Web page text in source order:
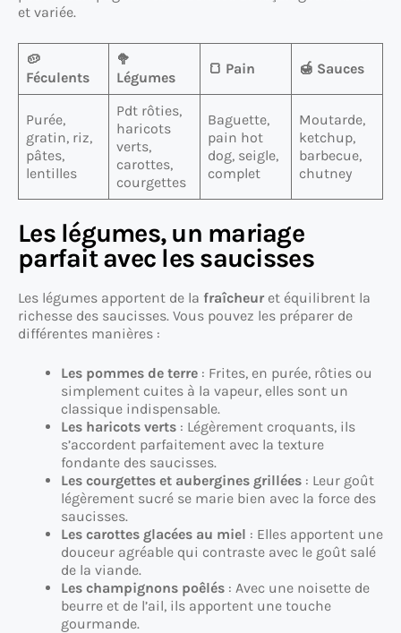
et variée.
🥔
Féculents
🥦
Légumes
🍞 Pain 🍯 Sauces
Purée,
gratin, riz,
pâtes,
lentilles
Pdt rôties,
haricots
verts,
carottes,
courgettes
Baguette,
pain hot
dog, seigle,
complet
Moutarde,
ketchup,
barbecue,
chutney
Les légumes, un mariage
parfait avec les saucisses
Les légumes apportent de la fraîcheur et équilibrent la
richesse des saucisses. Vous pouvez les préparer de
différentes manières :
Les pommes de terre : Frites, en purée, rôties ou
simplement cuites à la vapeur, elles sont un
classique indispensable.
Les haricots verts : Légèrement croquants, ils
s’accordent parfaitement avec la texture
fondante des saucisses.
Les courgettes et aubergines grillées : Leur goût
légèrement sucré se marie bien avec la force des
saucisses.
Les carottes glacées au miel : Elles apportent une
douceur agréable qui contraste avec le goût salé
de la viande.
Les champignons poêlés : Avec une noisette de
beurre et de l’ail, ils apportent une touche
gourmande.